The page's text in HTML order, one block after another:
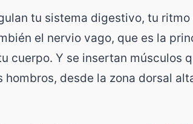
tu sistema digestivo, tu
el nervio vago, que es la
cuerpo. Y se insertan músculos
desde la zona dorsal